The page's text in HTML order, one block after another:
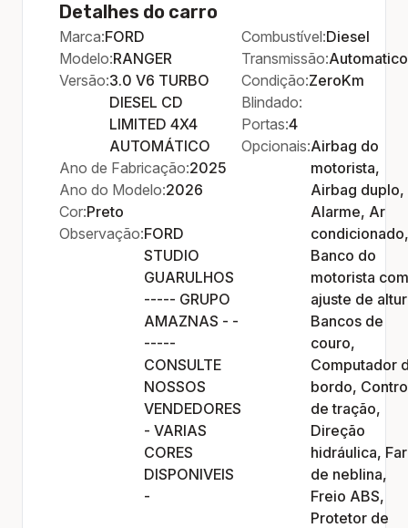
Detalhes do carro
Marca:FORD
Modelo:RANGER
Versão:3.0 V6 TURBO
DIESEL CD
LIMITED 4X4
AUTOMÁTICO
Ano de Fabricação:2025
Ano do Modelo:2026
Cor:Preto
Observação:FORD
STUDIO
GUARULHOS
----- GRUPO
AMAZNAS - -
-----
CONSULTE
NOSSOS
VENDEDORES
- VARIAS
CORES
DISPONIVEIS
-
Combustível:Diesel
Transmissão:Automatico
Condição:ZeroKm
Blindado:
Portas:4
Opcionais:Airbag do
motorista,
Airbag duplo,
Alarme, Ar
condicionado,
Banco do
motorista com
ajuste de
Bancos de
couro,
Computador
bordo,
de tração,
Direção
hidráulica,
de neblina,
Freio ABS,
Protetor de